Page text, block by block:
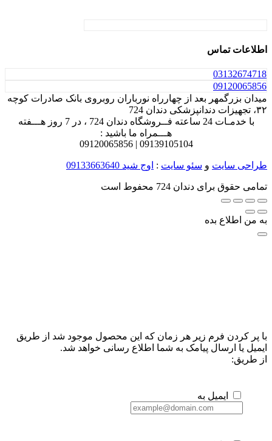
اطلاعات تماس
03132674718
09120065856
میدان بزرگمهر بعد از چهارراه نورباران روبروی بانک صادرات کوچه
۳۲، تجهیزات دندانپزشکی دندان 724
با خدمـات 24 ساعته فــروشگاه دندان 724 ، در 7 روز هـــفته
هـــمراه ما باشید :
09139105104 |
09120065856
طراحی سایت و سئو سایت : اوج شید 09133663640
تمامی حقوق برای دندان 724 محفوط است
به من اطلاع بده
با پر کردن فرم زیر هر زمان که این محصول موجود شد از طریق
ایمیل یا ارسال پیامک به شما اطلاع رسانی خواهد شد.
از طریق:
ایمیل به